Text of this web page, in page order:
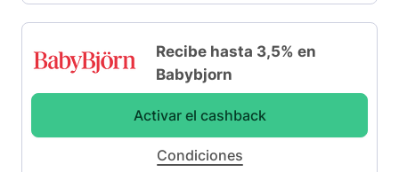
Recibe hasta 3,5% en
Babybjorn
Activar el cashback
Condiciones